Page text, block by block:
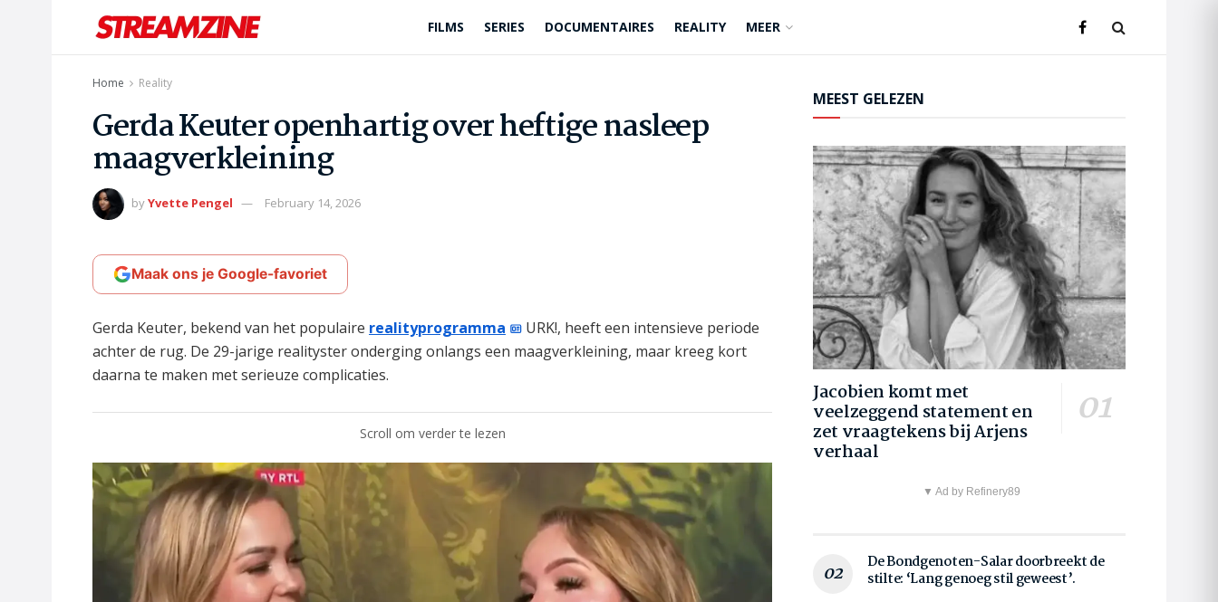
FILMS SERIES DOCUMENTAIRES REALITY MEER
Home Reality
Gerda Keuter openhartig over heftige nasleep
maagverkleining
byYvette Pengel February 14, 2026
Maak ons je Google-favoriet
Gerda Keuter, bekend van het populaire realityprogramma
URK!, heeft een intensieve periode
achter de rug. De 29-jarige realityster onderging onlangs een maagverkleining, maar kreeg kort
daarna te maken met serieuze complicaties.
Scroll om verder te lezen
MEEST GELEZEN
Jacobien komt met
veelzeggend statement en
zet vraagtekens bij Arjens
verhaal
▼ Ad by Refinery89
De Bondgenoten-Salar doorbreekt de
stilte: ‘Lang genoeg stil geweest’.